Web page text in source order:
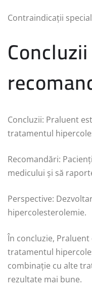
Contraindicații
Concluzii: Praluent
tratamentul
Recomandări:
medicului și să
Perspective:
hipercolesterolemie.
În concluzie,
tratamentul
combinație cu alte
rezultate mai bune.